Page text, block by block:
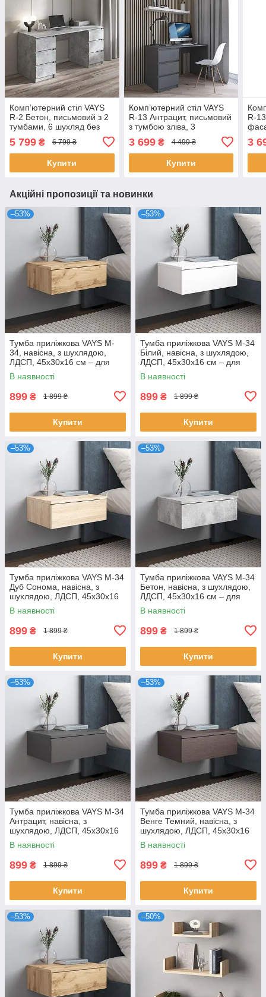
Комп’ютерний стіл VAYS
R-2 Бетон, письмовий з 2
тумбами, 6 шухляд без
ручок, ЛДСП 160×60×75
см – для дому, офісу,
навчання
5 799 ₴ 6 799 ₴
Купити
Комп’ютерний стіл VAYS
R-13 Антрацит, письмовий
з тумбою зліва, 3
ЛДСП, 120×60×75 см - для
дому та офісу
3 699₴ 4 499 ₴
Купити
R-
без
3
Акційні пропозиції та новинки
–53%
Тумба приліжкова VAYS M-
34, навісна, з шухлядою,
ЛДСП, 45х30х16 см – для
спальні
В наявності
899 ₴ 1 899 ₴
Купити
–53%
Тумба приліжкова VAYS M-34
Білий, навісна, з шухлядою,
ЛДСП, 45х30х16 см – для
спальні
В наявності
899 ₴ 1 899 ₴
Купити
–53%
Тумба приліжкова VAYS M-34
Дуб Сонома, навісна, з
шухлядою, ЛДСП, 45х30х16
см – для спальні
В наявності
899 ₴ 1 899 ₴
Купити
–53%
Тумба приліжкова VAYS M-34
Бетон, навісна, з шухлядою,
ЛДСП, 45х30х16 см – для
спальні
В наявності
899 ₴ 1 899 ₴
Купити
–53%
Тумба приліжкова VAYS M-34
Антрацит, навісна, з
шухлядою, ЛДСП, 45х30х16
см – для спальні
В наявності
899 ₴ 1 899 ₴
Купити
–53%
Тумба приліжкова VAYS M-34
Венге Темний, навісна, з
шухлядою, ЛДСП, 45х30х16
см – для спальні
В наявності
899 ₴ 1 899 ₴
Купити
–53% –50%